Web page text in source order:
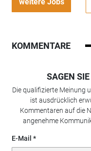
KOMMENTARE
SAGEN
Die qualifizierte Meinung
ist ausdrücklich
Kommentaren auf die
angenehme
E-Mail